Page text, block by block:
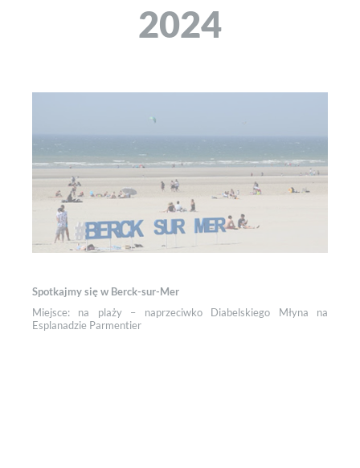
2024
Spotkajmy się w Berck-sur-Mer
Miejsce: na plaży – naprzeciwko Diabelskiego Młyna na
Esplanadzie Parmentier